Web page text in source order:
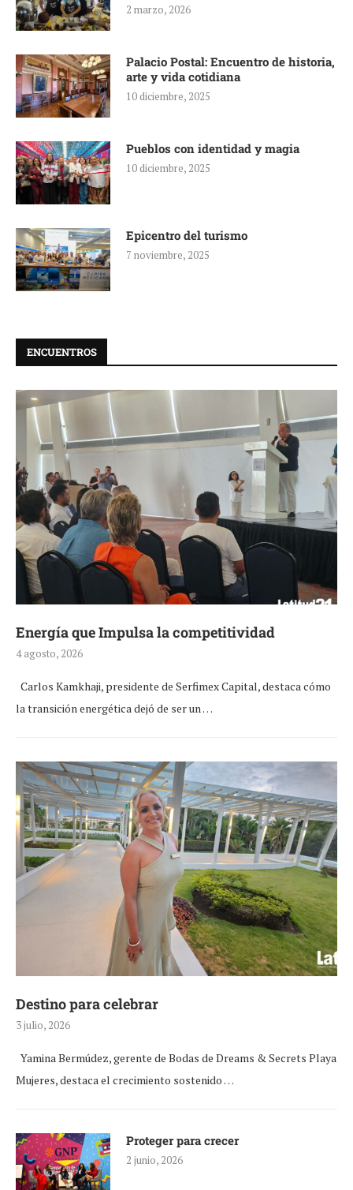
2 marzo, 2026
Palacio Postal: Encuentro de historia,
arte y vida cotidiana
10 diciembre, 2025
Pueblos con identidad y magia
10 diciembre, 2025
Epicentro del turismo
7 noviembre, 2025
ENCUENTROS
Energía que Impulsa la competitividad
4 agosto, 2026
Carlos Kamkhaji, presidente de Serfimex Capital, destaca cómo
la transición energética dejó de ser un …
Destino para celebrar
3 julio, 2026
Yamina Bermúdez, gerente de Bodas de Dreams & Secrets Playa
Mujeres, destaca el crecimiento sostenido …
Proteger para crecer
2 junio, 2026